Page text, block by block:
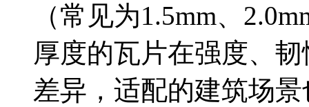
（常见为1.5mm、
厚度的瓦片在强度、
差异，适配的建筑场